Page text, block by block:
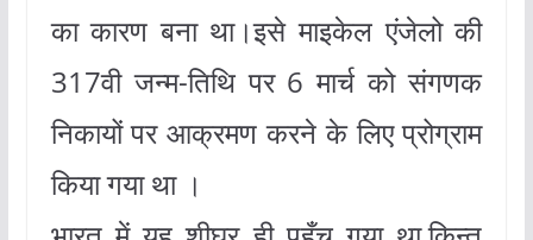
का कारण बना था।इसे माइकेल एंजेलो की
317वी जन्म-तिथि पर 6 मार्च को संगणक
निकायों पर आक्रमण करने के लिए प्रोग्राम
किया गया था ।